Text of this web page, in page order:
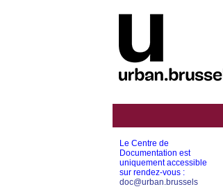
Le Centre de
Documentation est
uniquement accessible
sur rendez-vous :
doc@urban.brussels